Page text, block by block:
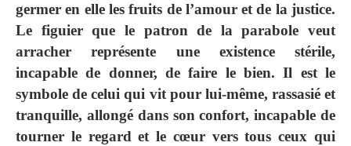
germer en elle les fruits de l’amour et de la justice.
Le figuier que le patron de la parabole veut
arracher représente une existence stérile,
incapable de donner, de faire le bien. Il est le
symbole de celui qui vit pour lui-même, rassasié et
tranquille, allongé dans son confort, incapable de
tourner le regard et le cœur vers tous ceux qui